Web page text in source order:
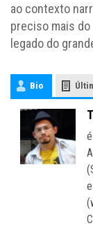
ao contexto
preciso mais
legado do
Bio